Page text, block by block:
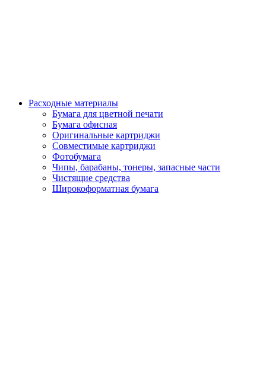
Расходные материалы
Бумага для цветной печати
Бумага офисная
Оригинальные картриджи
Совместимые картриджи
Фотобумага
Чипы, барабаны, тонеры, запасные части
Чистящие средства
Широкоформатная бумага